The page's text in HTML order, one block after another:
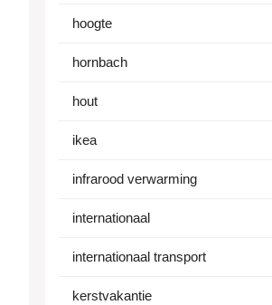
hoogte
hornbach
hout
ikea
infrarood verwarming
internationaal
internationaal transport
kerstvakantie